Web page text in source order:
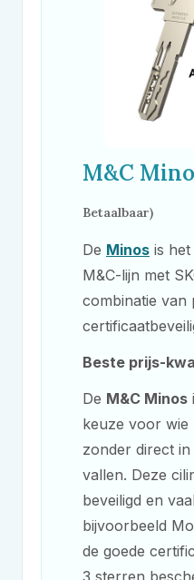
M&C
Betaalbaar)
De Minos is
M&C-lijn met
combinatie van
Beste prijs-
De M&C Minos
keuze voor wie
zonder direct
vallen. Deze
beveiligd en
bijvoorbeeld
de goede
3 sterren